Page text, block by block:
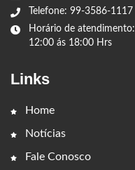
Telefone: 99-3586-1117
Horário de atendimento:
12:00 ás 18:00 Hrs
Links
Home
Notícias
Fale Conosco